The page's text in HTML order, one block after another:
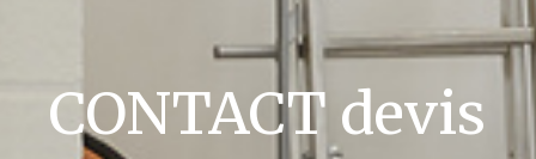
CONTACT devis